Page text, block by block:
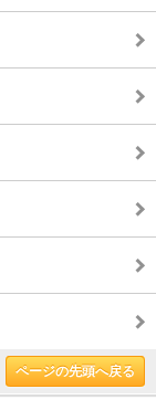
ページの先頭へ戻る